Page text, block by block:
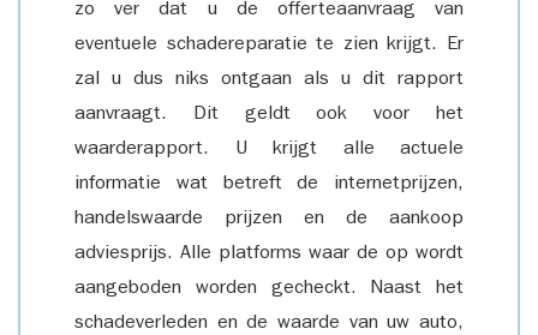
zo ver dat u de offerteaanvraag van
eventuele schadereparatie te zien krijgt. Er
zal u dus niks ontgaan als u dit rapport
aanvraagt. Dit geldt ook voor het
waarderapport. U krijgt alle actuele
informatie wat betreft de internetprijzen,
handelswaarde prijzen en de aankoop
adviesprijs. Alle platforms waar de op wordt
aangeboden worden gecheckt. Naast het
schadeverleden en de waarde van uw auto,